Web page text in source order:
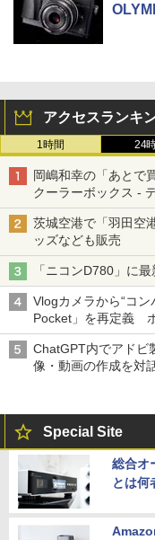
アクセスランキ
1時間 24
岡嶋和幸の「あとで
クーラーボックス -
茨城空港で「羽田空
ッズなども販売
「ニコンD780」に
Vlogカメラから“コ
Pocket」を再定義
ChatGPT内でアド
像・動画の作成を対
Special Site
総合オ
とは何